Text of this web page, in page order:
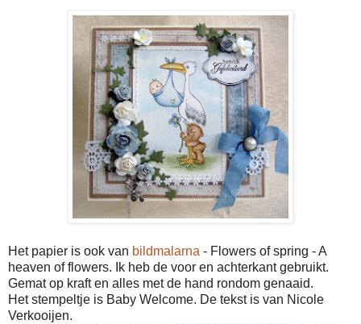
Het papier is ook van bildmalarna - Flowers of spring - A
heaven of flowers. Ik heb de voor en achterkant gebruikt.
Gemat op kraft en alles met de hand rondom genaaid.
Het stempeltje is Baby Welcome. De tekst is van Nicole
Verkooijen.